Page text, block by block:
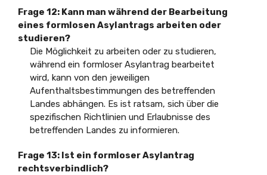
Frage 12: Kann man während der Bearbeitung
eines formlosen Asylantrags arbeiten oder
studieren?
Die Möglichkeit zu arbeiten oder zu studieren,
während ein formloser Asylantrag bearbeitet
wird, kann von den jeweiligen
Aufenthaltsbestimmungen des betreffenden
Landes abhängen. Es ist ratsam, sich über die
spezifischen Richtlinien und Erlaubnisse des
betreffenden Landes zu informieren.
Frage 13: Ist ein formloser Asylantrag
rechtsverbindlich?